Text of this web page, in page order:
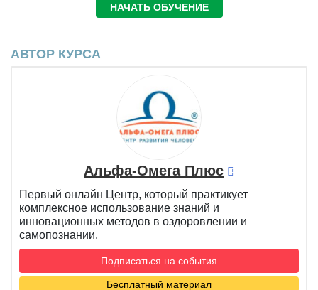
НАЧАТЬ ОБУЧЕНИЕ
АВТОР КУРСА
Альфа-Омега Плюс
Первый онлайн Центр, который практикует
комплексное использование знаний и
инновационных методов в оздоровлении и
самопознании.
Подписаться на события
Бесплатный материал